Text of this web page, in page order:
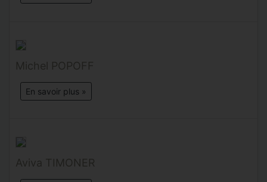
Michel POPOFF
En savoir plus »
Aviva TIMONER